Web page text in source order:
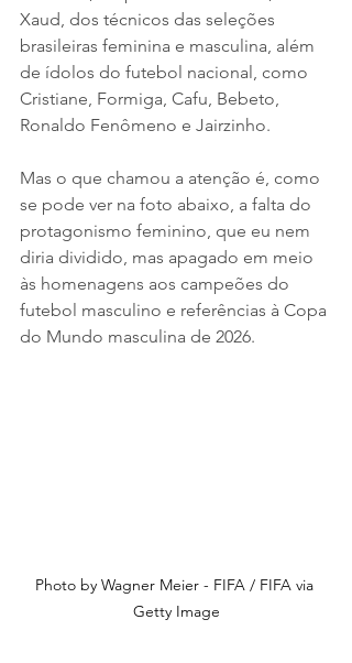
Xaud, dos técnicos das seleções
brasileiras feminina e masculina, além
de ídolos do futebol nacional, como
Cristiane, Formiga, Cafu, Bebeto,
Ronaldo Fenômeno e Jairzinho.
Mas o que chamou a atenção é, como
se pode ver na foto abaixo, a falta do
protagonismo feminino, que eu nem
diria dividido, mas apagado em meio
às homenagens aos campeões do
futebol masculino e referências à Copa
do Mundo masculina de 2026.
Photo by Wagner Meier - FIFA / FIFA via
Getty Image